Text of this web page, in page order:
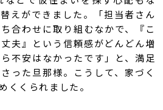
えができました。「担当者さん
合わせに取り組むなかで、『こ
夫』という信頼感がどんどん増
不安はなかったです」と、満足
った旦那様。こうして、家づく
くくられました。